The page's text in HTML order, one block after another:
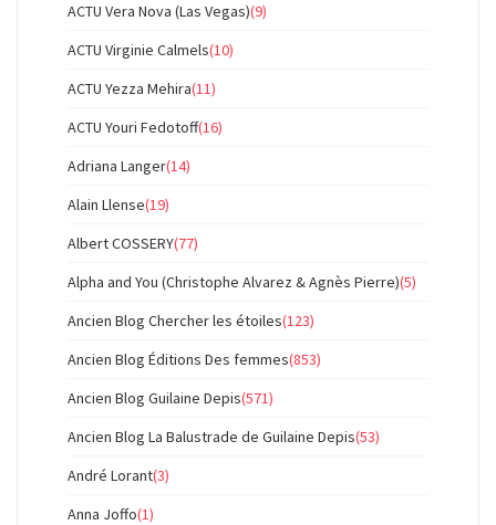
ACTU Vera Nova (Las Vegas)(9)
ACTU Virginie Calmels(10)
ACTU Yezza Mehira(11)
ACTU Youri Fedotoff(16)
Adriana Langer(14)
Alain Llense(19)
Albert COSSERY(77)
Alpha and You (Christophe Alvarez & Agnès Pierre)(5)
Ancien Blog Chercher les étoiles(123)
Ancien Blog Éditions Des femmes(853)
Ancien Blog Guilaine Depis(571)
Ancien Blog La Balustrade de Guilaine Depis(53)
André Lorant(3)
Anna Joffo(1)